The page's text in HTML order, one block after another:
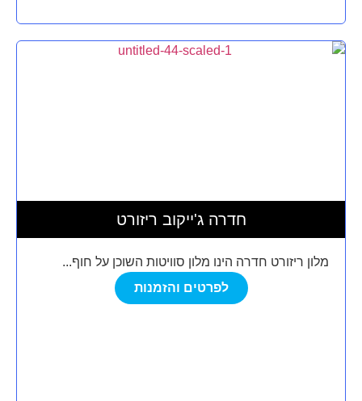
חדרה ג'ייקוב ריזורט
מלון ריזורט חדרה הינו מלון סוויטות השוכן על חוף...
לפרטים והזמנות